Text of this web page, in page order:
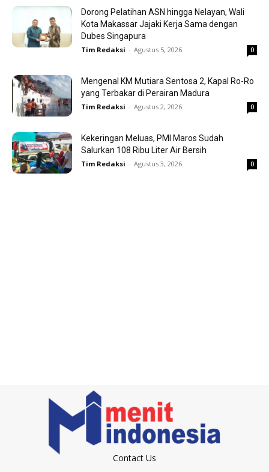
Dorong Pelatihan ASN hingga Nelayan, Wali
Kota Makassar Jajaki Kerja Sama dengan
Dubes Singapura
Tim Redaksi - Agustus 5, 2026 0
Mengenal KM Mutiara Sentosa 2, Kapal Ro-Ro
yang Terbakar di Perairan Madura
Tim Redaksi - Agustus 2, 2026 0
Kekeringan Meluas, PMI Maros Sudah
Salurkan 108 Ribu Liter Air Bersih
Tim Redaksi - Agustus 3, 2026 0
Contact Us